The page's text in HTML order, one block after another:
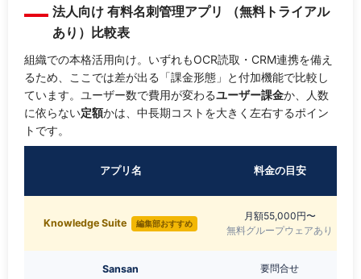
法人向け 有料名刺管理アプリ （無料トライアル
あり）比較表
組織での本格活用向け。いずれもOCR読取・CRM連携を備え
るため、ここでは差が出る「課金形態」と付加機能で比較し
ています。ユーザー数で費用が変わるユーザー課金か、人数
に依らない定額かは、中長期コストを大きく左右するポイン
トです。
アプリ名 料金の目安
Knowledge Suite 編集部おすすめ
月額55,000円〜
無料グループウェアあり
Sansan 要問合せ